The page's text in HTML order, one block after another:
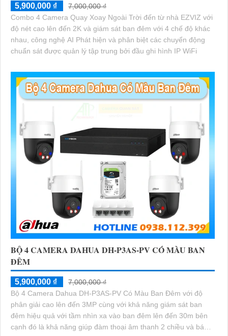
5,900,000 ₫
7,000,000 ₫
Combo 4 Camera Quay Xoay Ngoài Trời đến từ nhà EZVIZ với
độ nét cao lên đến 2K và giám sát ban đêm với 4 chế độ khác
nhau, công nghệ AI Phát hiện và phân biệt các chuyển động
chuẩn sát được quản lý tập trung bởi đầu ghi hình IP WiFi
BỘ 4 CAMERA DAHUA DH-P3AS-PV CÓ MÀU BAN
ĐÊM
5,900,000 ₫
7,000,000 ₫
Bộ 4 Camera Dahua DH-P3AS-PV Có Màu Ban Đêm với độ
phân giải cao lên đến 3MP cùng với khả năng giám sát ban
đêm hiệu quả với tầm nhìn xa vào ban đêm lên đến 30m bên
cạnh đó là khả năng giúp đàm thoại âm thanh 2 chiều và báo